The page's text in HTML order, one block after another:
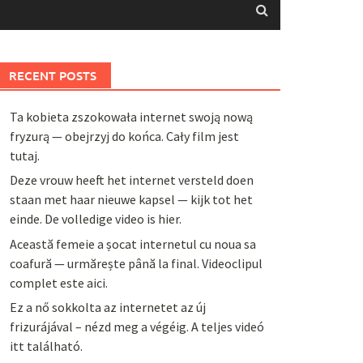
RECENT POSTS
Ta kobieta zszokowała internet swoją nową
fryzurą — obejrzyj do końca. Cały film jest
tutaj.
Deze vrouw heeft het internet versteld doen
staan met haar nieuwe kapsel — kijk tot het
einde. De volledige video is hier.
Această femeie a șocat internetul cu noua sa
coafură — urmărește până la final. Videoclipul
complet este aici.
Ez a nő sokkolta az internetet az új
frizurájával – nézd meg a végéig. A teljes videó
itt található.